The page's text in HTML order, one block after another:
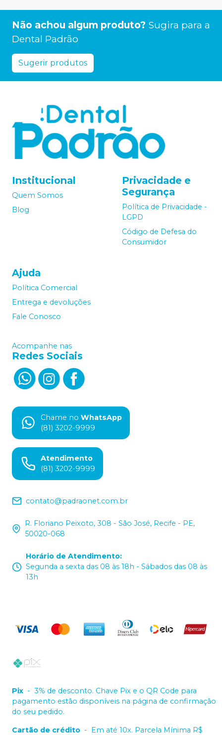
Não achou algum produto? Sugira para a
Dental Padrão
Sugerir produtos
Institucional
Quem Somos
Blog
Privacidade e
Segurança
Política de Privacidade -
LGPD
Código de Defesa do
Consumidor
Ajuda
Política Comercial
Entrega e devoluções
Fale Conosco
Acompanhe nas
Redes Sociais
Chame no WhatsApp
(81) 3202-9999
Atendimento
(81) 3202-9999
contato@padraonet.com.br
R. Floriano Peixoto, 308 - São José, Recife - PE,
50020-068
Horário de Atendimento:
Segunda a sexta das 08 às 18h - Sábados das 08 às
13h
Pix - 3% de desconto. Chave Pix e o QR Code para
pagamento estão disponíveis na página de confirmação
do seu pedido.
Cartão de crédito - Em até 10x. Parcela Mínima R$